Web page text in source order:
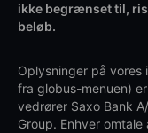
ikke begrænset til,
beløb.
Oplysninger på vores
fra globus-menuen)
vedrører Saxo Bank
Group. Enhver